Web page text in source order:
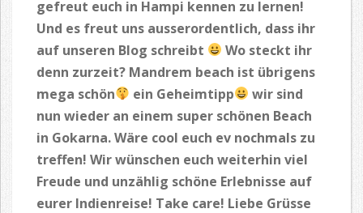
gefreut euch in Hampi kennen zu lernen!
Und es freut uns ausserordentlich, dass ihr
auf unseren Blog schreibt
Wo steckt ihr
denn zurzeit? Mandrem beach ist übrigens
mega schön
ein Geheimtipp
wir sind
nun wieder an einem super schönen Beach
in Gokarna. Wäre cool euch ev nochmals zu
treffen! Wir wünschen euch weiterhin viel
Freude und unzählig schöne Erlebnisse auf
eurer Indienreise! Take care! Liebe Grüsse